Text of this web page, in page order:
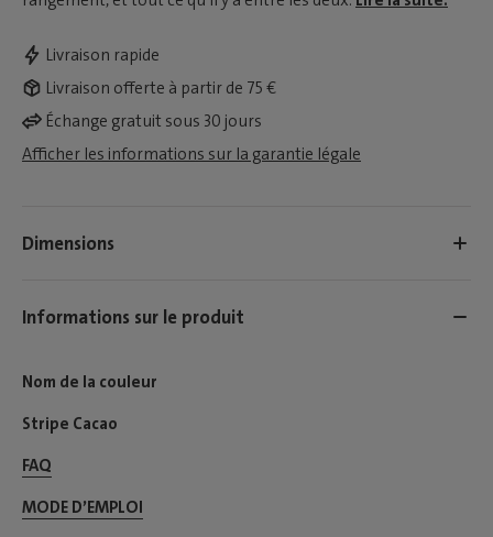
Livraison rapide
Livraison offerte à partir de 75 €
Échange gratuit sous 30 jours
Afficher les informations sur la garantie légale
Dimensions
Informations sur le produit
Nom de la couleur
Stripe Cacao
FAQ
MODE D’EMPLOI​